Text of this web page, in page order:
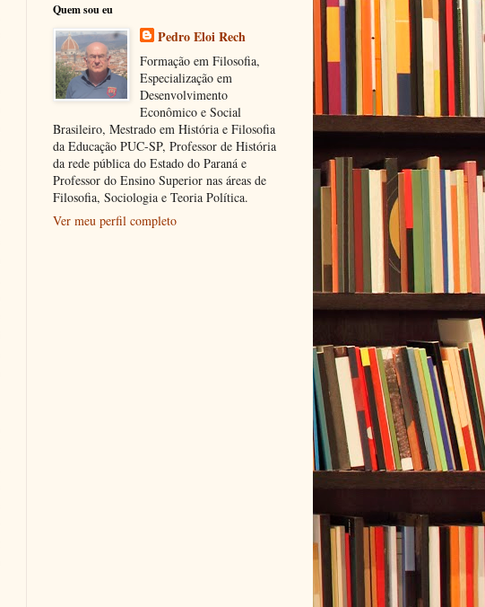
Quem sou eu
Pedro Eloi Rech
Formação em Filosofia,
Especialização em
Desenvolvimento
Econômico e Social
Brasileiro, Mestrado em História e Filosofia
da Educação PUC-SP, Professor de História
da rede pública do Estado do Paraná e
Professor do Ensino Superior nas áreas de
Filosofia, Sociologia e Teoria Política.
Ver meu perfil completo